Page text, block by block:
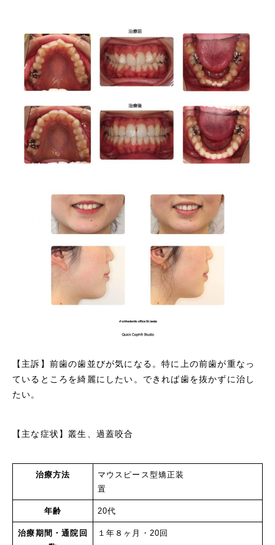
【主訴】前歯の歯並びが気になる。特に上の前歯が重なっ
ているところを綺麗にしたい。できれば歯を抜かずに治し
たい。
【主な症状】叢生、過蓋咬合
治療方法
マウスピース型矯正装
置
年齢 20代
治療期間・通院回
１年８ヶ月・20回